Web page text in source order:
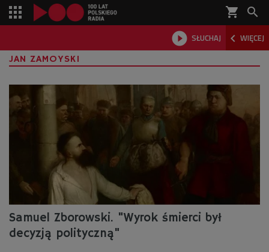
shopping_cart 
 SŁUCHAJ  WIĘCEJ

JAN ZAMOYSKI
Samuel Zborowski. "Wyrok śmierci był
decyzją polityczną"